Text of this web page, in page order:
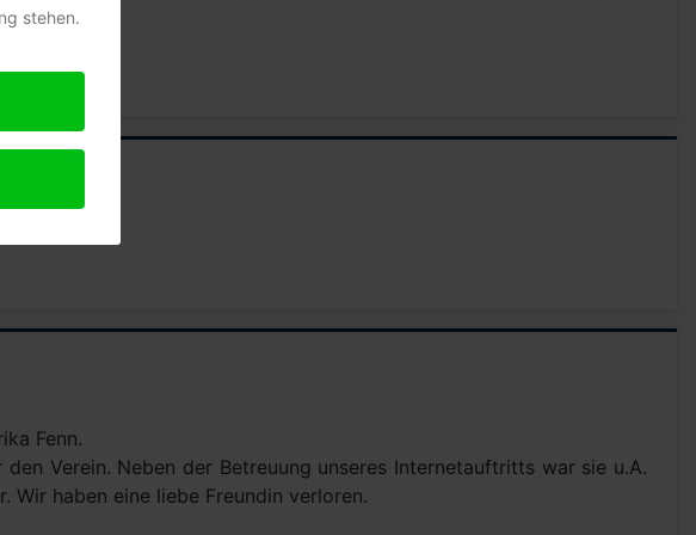
Fenn.
Verein. Neben der Betreuung unseres Internetauftritts war sie u.A.
Wir haben eine liebe Freundin verloren.
stehen.